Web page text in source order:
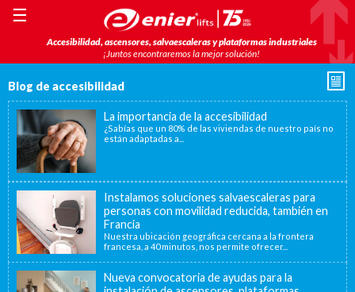
Accesibilidad, ascensores, salvaescaleras y plataformas industriales
¡Juntos encontraremos la mejor solución!
☰
Blog de accesibilidad
La importancia de la accesibilidad
¿Sabías que un 80% de las viviendas de nuestro país no
están adaptadas a...
Instalamos soluciones salvaescaleras para
personas con movilidad reducida, también en
Francia
Nuestra ubicación geográfica cercana a la frontera
francesa, a 40 minutos, nos permite ofrecer...
Nueva convocatoria de ayudas para la